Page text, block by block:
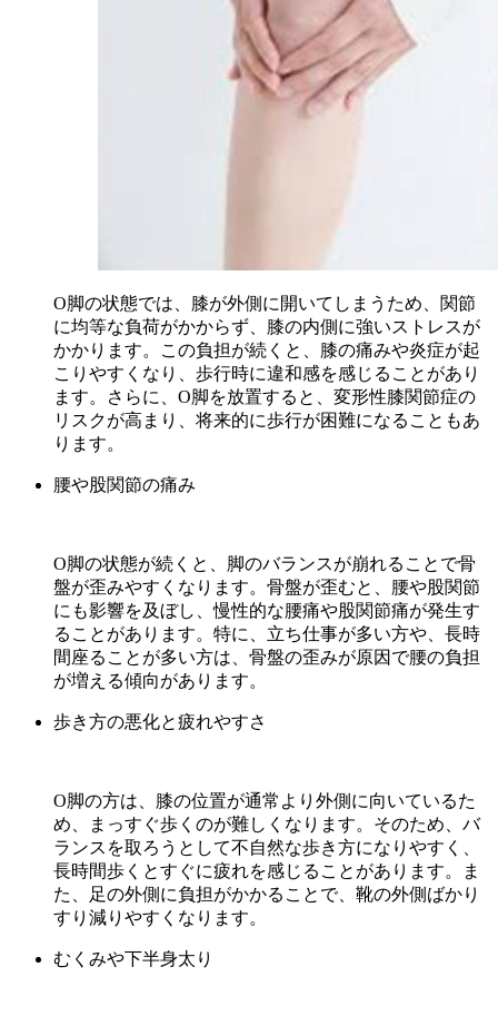
O脚の状態では、膝が外側に開いてしまうため、関節
に均等な負荷がかからず、膝の内側に強いストレスが
かかります。この負担が続くと、膝の痛みや炎症が起
こりやすくなり、歩行時に違和感を感じることがあり
ます。さらに、O脚を放置すると、変形性膝関節症の
リスクが高まり、将来的に歩行が困難になることもあ
ります。
腰や股関節の痛み
O脚の状態が続くと、脚のバランスが崩れることで骨
盤が歪みやすくなります。骨盤が歪むと、腰や股関節
にも影響を及ぼし、慢性的な腰痛や股関節痛が発生す
ることがあります。特に、立ち仕事が多い方や、長時
間座ることが多い方は、骨盤の歪みが原因で腰の負担
が増える傾向があります。
歩き方の悪化と疲れやすさ
O脚の方は、膝の位置が通常より外側に向いているた
め、まっすぐ歩くのが難しくなります。そのため、バ
ランスを取ろうとして不自然な歩き方になりやすく、
長時間歩くとすぐに疲れを感じることがあります。ま
た、足の外側に負担がかかることで、靴の外側ばかり
すり減りやすくなります。
むくみや下半身太り